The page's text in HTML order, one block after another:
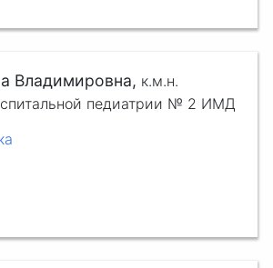
Владимировна, к.м.н.
педиатрии № 2 ИМД